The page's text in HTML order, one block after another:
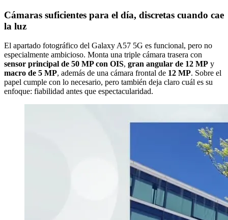
Cámaras suficientes para el día, discretas cuando cae
la luz
El apartado fotográfico del Galaxy A57 5G es funcional, pero no
especialmente ambicioso. Monta una triple cámara trasera con
sensor principal de 50 MP con OIS, gran angular de 12 MP y
macro de 5 MP, además de una cámara frontal de 12 MP. Sobre el
papel cumple con lo necesario, pero también deja claro cuál es su
enfoque: fiabilidad antes que espectacularidad.